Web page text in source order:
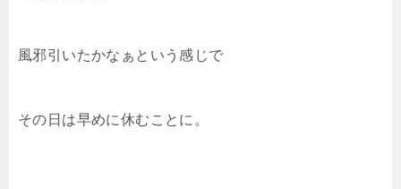
風邪引いたかなぁという感じで
その日は早めに休むことに。